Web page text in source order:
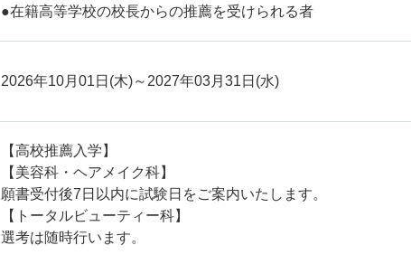
●在籍高等学校の校長からの推薦を受けられる者
2026年10月01日(木)～2027年03月31日(水)
【高校推薦入学】
【美容科・ヘアメイク科】
願書受付後7日以内に試験日をご案内いたします。
【トータルビューティー科】
選考は随時行います。